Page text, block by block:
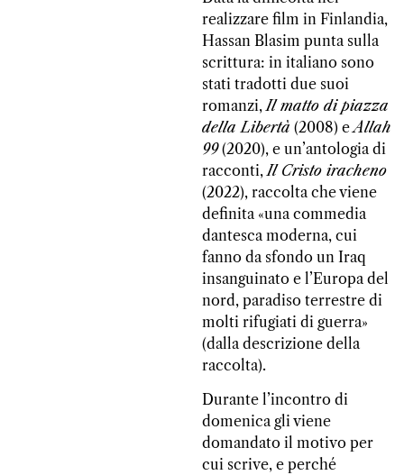
realizzare film in Finlandia,
Hassan Blasim punta sulla
scrittura: in italiano sono
stati tradotti due suoi
romanzi, Il matto di piazza
della Libertà (2008) eAllah
99(2020), e un’antologia di
racconti, Il Cristo iracheno
(2022), raccolta che viene
definita «una commedia
dantesca moderna, cui
fanno da sfondo un Iraq
insanguinato e l’Europa del
nord, paradiso terrestre di
molti rifugiati di guerra»
(dalla descrizione della
raccolta).
Durante l’incontro di
domenica gli viene
domandato il motivo per
cui scrive, e perché